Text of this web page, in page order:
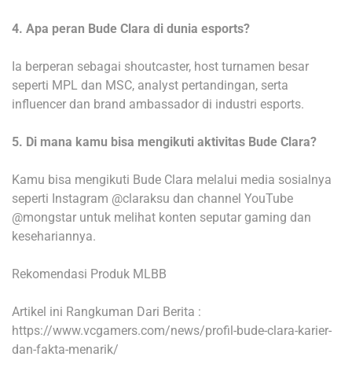
4. Apa peran Bude Clara di dunia esports?
Ia berperan sebagai shoutcaster, host turnamen besar
seperti MPL dan MSC, analyst pertandingan, serta
influencer dan brand ambassador di industri esports.
5. Di mana kamu bisa mengikuti aktivitas Bude Clara?
Kamu bisa mengikuti Bude Clara melalui media sosialnya
seperti Instagram @claraksu dan channel YouTube
@mongstar untuk melihat konten seputar gaming dan
kesehariannya.
Rekomendasi Produk MLBB
Artikel ini Rangkuman Dari Berita :
https://www.vcgamers.com/news/profil-bude-clara-karier-
dan-fakta-menarik/